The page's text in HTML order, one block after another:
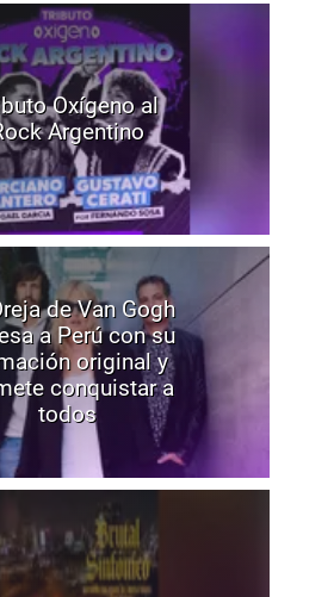
Oxígeno al
Argentino
de Van Gogh
a Perú con su
original y
conquistar a
todos